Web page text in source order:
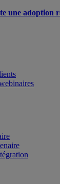
une adoption